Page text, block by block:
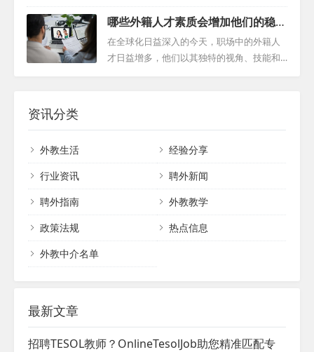
登记与缴纳：外国人才需要按照中国相关法
律法规进行社会保险登记，并按时缴纳社...
构建成功的舞台 首先，外籍教师的成功在很
大程度上取决于学校是否为他们提供了一个
清晰的框架。这涉及到定义明确的工作职
责、期望和期望，以及为外籍教师提供必要
知识视野。然而，这一过程中需要周密的筹
备和细致的沟通，以确保外教能够顺利融入
学校环境，并发挥其最大潜力。 一、评估与
匹配：奠定合作基石 首先，我们需要深入了
二、面试与双向选择：寻找最佳契合点 在初
哪些外籍人才素质会增加他们的稳定
性？
在全球化日益深入的今天，职场中的外籍人
才日益增多，他们以其独特的视角、技能和
业技能 外籍人才通常具备深厚的专业背景和
丰富的实践经验，这是他们能在职场中稳定
发展的基础。他们的专业技能不仅有助于完
成复杂的任务，更能为团队带来独特的视角
和解决方案。因此，组织应该重视外教专业
技能，并为他们提供充分的机会来展示和提
资讯分类
外教生活
经验分享
行业资讯
聘外新闻
聘外指南
外教教学
政策法规
热点信息
外教中介名单
最新文章
招聘TESOL教师？OnlineTesolJob助您精准匹配专